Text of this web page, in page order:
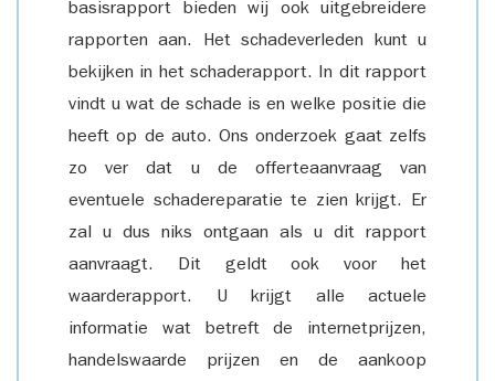
basisrapport bieden wij ook uitgebreidere
rapporten aan. Het schadeverleden kunt u
bekijken in het schaderapport. In dit rapport
vindt u wat de schade is en welke positie die
heeft op de auto. Ons onderzoek gaat zelfs
zo ver dat u de offerteaanvraag van
eventuele schadereparatie te zien krijgt. Er
zal u dus niks ontgaan als u dit rapport
aanvraagt. Dit geldt ook voor het
waarderapport. U krijgt alle actuele
informatie wat betreft de internetprijzen,
handelswaarde prijzen en de aankoop